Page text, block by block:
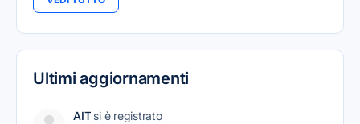
Ultimi aggiornamenti
AIT si è registrato